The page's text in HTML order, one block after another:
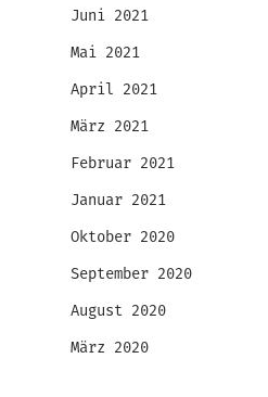
Juni 2021
Mai 2021
April 2021
März 2021
Februar 2021
Januar 2021
Oktober 2020
September 2020
August 2020
März 2020